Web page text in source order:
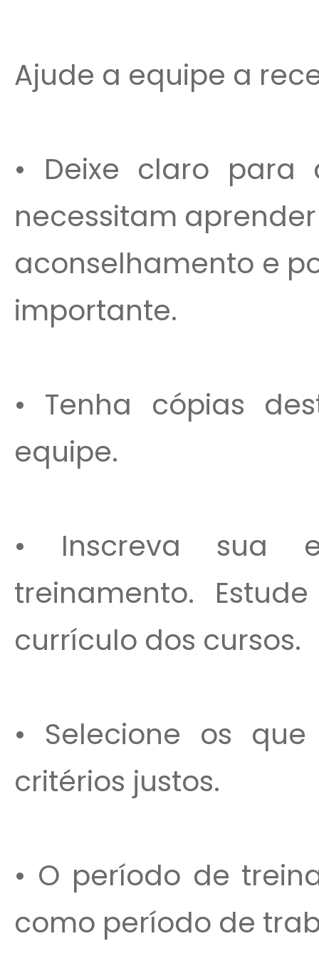
Ajude a equipe a
• Deixe claro
necessitam
aconselhamento e
importante.
• Tenha cópias
equipe.
• Inscreva sua
treinamento.
currículo dos cursos.
• Selecione os
critérios justos.
• O período de
como período de